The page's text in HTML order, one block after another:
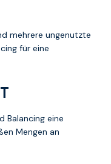
mehrere ungenutzte
für eine
Balancing eine
Mengen an